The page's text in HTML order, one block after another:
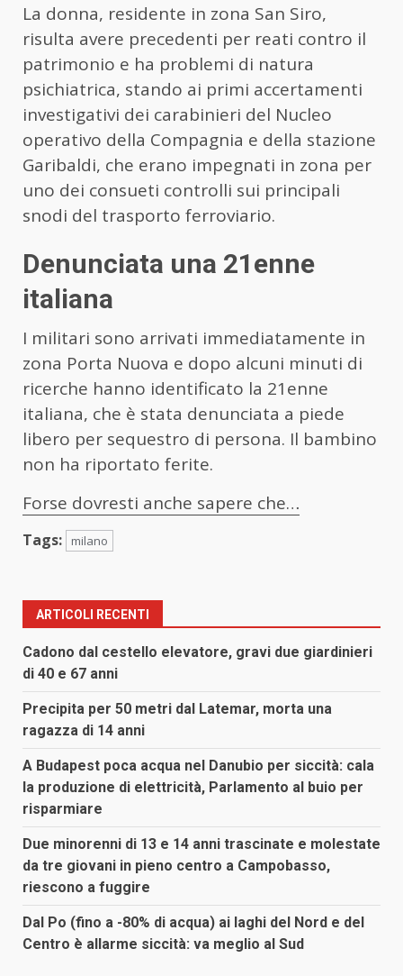
La donna, residente in zona San Siro,
risulta avere precedenti per reati contro il
patrimonio e ha problemi di natura
psichiatrica, stando ai primi accertamenti
investigativi dei carabinieri del Nucleo
operativo della Compagnia e della stazione
Garibaldi, che erano impegnati in zona per
uno dei consueti controlli sui principali
snodi del trasporto ferroviario.
Denunciata una 21enne
italiana
I militari sono arrivati immediatamente in
zona Porta Nuova e dopo alcuni minuti di
ricerche hanno identificato la 21enne
italiana, che è stata denunciata a piede
libero per sequestro di persona. Il bambino
non ha riportato ferite.
Forse dovresti anche sapere che…
Tags: milano
ARTICOLI RECENTI
Cadono dal cestello elevatore, gravi due giardinieri
di 40 e 67 anni
Precipita per 50 metri dal Latemar, morta una
ragazza di 14 anni
A Budapest poca acqua nel Danubio per siccità: cala
la produzione di elettricità, Parlamento al buio per
risparmiare
Due minorenni di 13 e 14 anni trascinate e molestate
da tre giovani in pieno centro a Campobasso,
riescono a fuggire
Dal Po (fino a -80% di acqua) ai laghi del Nord e del
Centro è allarme siccità: va meglio al Sud